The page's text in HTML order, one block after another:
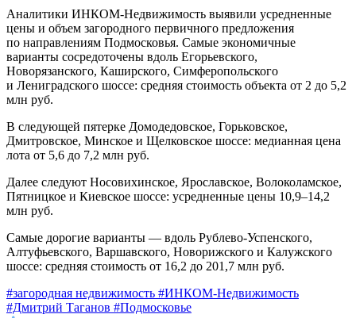
Аналитики ИНКОМ-Недвижимость выявили усредненные
цены и объем загородного первичного предложения
по направлениям Подмосковья. Самые экономичные
варианты сосредоточены вдоль Егорьевского,
Новорязанского, Каширского, Симферопольского
и Лениградского шоссе: средняя стоимость объекта от 2 до 5,2
млн руб.
В следующей пятерке Домодедовское, Горьковское,
Дмитровское, Минское и Щелковское шоссе: медианная цена
лота от 5,6 до 7,2 млн руб.
Далее следуют Носовихинское, Ярославское, Волоколамское,
Пятницкое и Киевское шоссе: усредненные цены 10,9–14,2
млн руб.
Самые дорогие варианты — вдоль Рублево-Успенского,
Алтуфьевского, Варшавского, Новорижского и Калужского
шоссе: средняя стоимость от 16,2 до 201,7 млн руб.
#загородная недвижимость #ИНКОМ-Недвижимость
#Дмитрий Таганов #Подмосковье